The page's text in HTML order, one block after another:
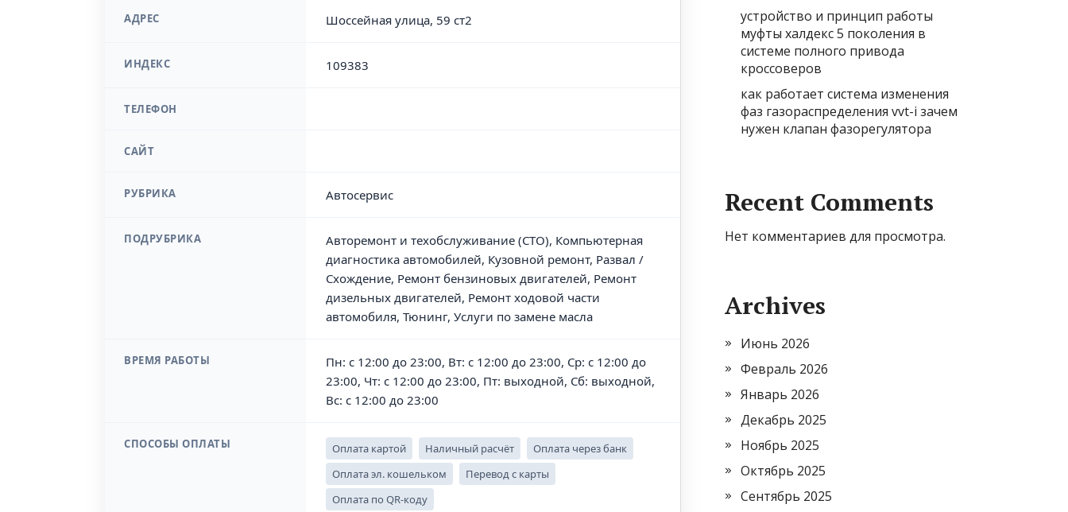
АДРЕС Шоссейная улица, 59 ст2
ИНДЕКС 109383
ТЕЛЕФОН
САЙТ
РУБРИКА Автосервис
ПОДРУБРИКА
Авторемонт и техобслуживание (СТО), Компьютерная
диагностика автомобилей, Кузовной ремонт, Развал /
Схождение, Ремонт бензиновых двигателей, Ремонт
дизельных двигателей, Ремонт ходовой части
автомобиля, Тюнинг, Услуги по замене масла
ВРЕМЯ РАБОТЫ
Пн: с 12:00 до 23:00, Вт: с 12:00 до 23:00, Ср: с 12:00 до
23:00, Чт: с 12:00 до 23:00, Пт: выходной, Сб: выходной,
Вс: с 12:00 до 23:00
СПОСОБЫ ОПЛАТЫ Оплата картой Наличный расчёт
Оплата через банк
Оплата эл. кошельком
Перевод с карты
Оплата по QR-коду
устройство и принцип работы
муфты халдекс 5 поколения в
системе полного привода
кроссоверов
как работает система изменения
фаз газораспределения vvt-i зачем
нужен клапан фазорегулятора
Recent Comments
Нет комментариев для просмотра.
Archives
Июнь 2026
Февраль 2026
Январь 2026
Декабрь 2025
Ноябрь 2025
Октябрь 2025
Сентябрь 2025